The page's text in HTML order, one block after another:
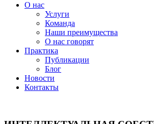
О нас
Услуги
Команда
Наши преимущества
О нас говорят
Практика
Публикации
Блог
Новости
Контакты